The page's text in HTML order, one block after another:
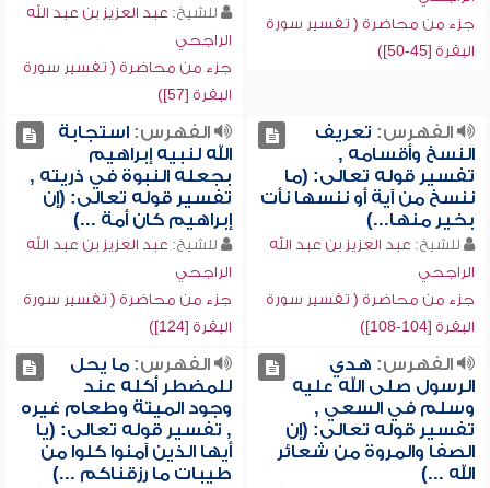
جزء من محاضرة ( تفسير سورة
البقرة [45-50])
للشيخ: عبد العزيز بن عبد الله
الراجحي
جزء من محاضرة ( تفسير سورة
البقرة [57])
الفهرس: تعريف
النسخ وأقسامه ,
تفسير قوله تعالى: (ما
ننسخ من آية أو ننسها نأت
بخير منها...)
للشيخ: عبد العزيز بن عبد الله
الراجحي
جزء من محاضرة ( تفسير سورة
البقرة [104-108])
الفهرس:استجابة
الله لنبيه إبراهيم
بجعله النبوة في ذريته ,
تفسير قوله تعالى: (إن
إبراهيم كان أمة ...)
للشيخ: عبد العزيز بن عبد الله
الراجحي
جزء من محاضرة ( تفسير سورة
البقرة [124])
الفهرس: هدي
الرسول صلى الله عليه
وسلم في السعي ,
تفسير قوله تعالى: (إن
الصفا والمروة من شعائر
الله ...)
الفهرس:ما يحل
للمضطر أكله عند
وجود الميتة وطعام غيره
, تفسير قوله تعالى: (يا
أيها الذين آمنوا كلوا من
طيبات ما رزقناكم ...)